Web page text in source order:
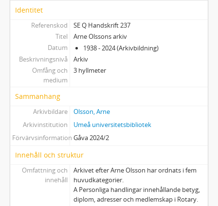
Identitet
Referenskod
SE Q Handskrift 237
Titel
Arne Olssons arkiv
Datum
1938 - 2024 (Arkivbildning)
Beskrivningsnivå
Arkiv
Omfång och
medium
3 hyllmeter
Sammanhang
Arkivbildare
Olsson, Arne
Arkivinstitution
Umeå universitetsbibliotek
Förvärvsinformation Gåva 2024/2
Innehåll och struktur
Omfattning och
innehåll
Arkivet efter Arne Olsson har ordnats i fem
huvudkategorier.
A Personliga handlingar innehållande betyg,
diplom, adresser och medlemskap i Rotary.